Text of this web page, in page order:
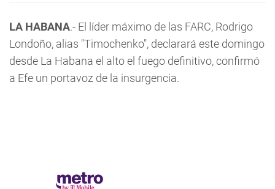
LA HABANA.- El líder máximo de las FARC, Rodrigo
Londoño, alias "Timochenko", declarará este domingo
desde La Habana el alto el fuego definitivo, confirmó
a Efe un portavoz de la insurgencia.